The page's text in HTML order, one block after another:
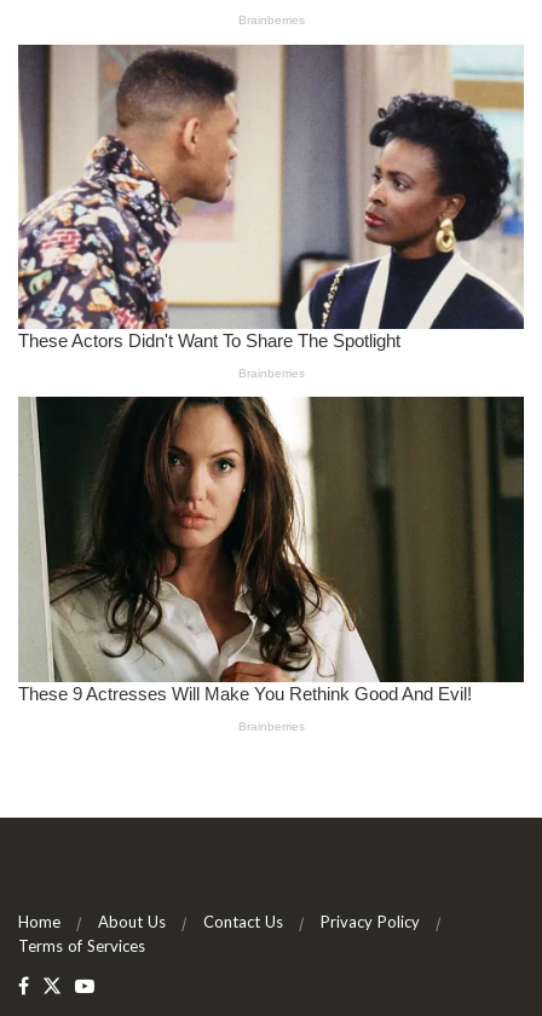
Home About Us Contact Us
Privacy Policy
Terms of Services